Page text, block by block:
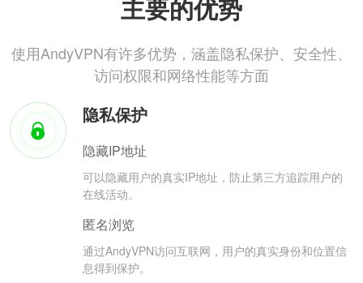
主要的优势
使用AndyVPN有许多优势，涵盖隐私保护、安全性、
访问权限和网络性能等方面
隐私保护
隐藏IP地址
可以隐藏用户的真实IP地址，防止第三方追踪用户的
在线活动。
匿名浏览
通过AndyVPN访问互联网，用户的真实身份和位置信
息得到保护。